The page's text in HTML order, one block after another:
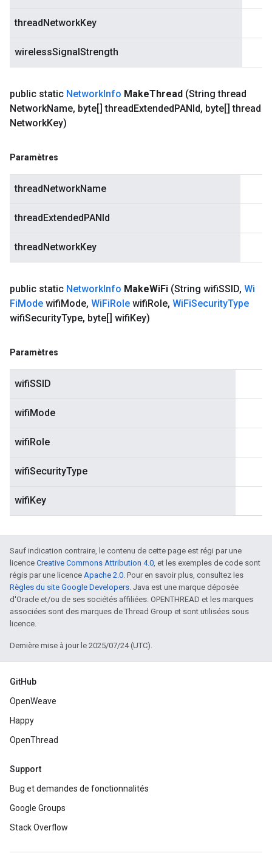
threadNetworkKey
wirelessSignalStrength
public static NetworkInfo MakeThread (String thread
NetworkName, byte[] threadExtendedPANId, byte[] thread
NetworkKey)
Paramètres
threadNetworkName
threadExtendedPANId
threadNetworkKey
public static NetworkInfo MakeWiFi (String wifiSSID, Wi
FiMode wifiMode, WiFiRole wifiRole, WiFiSecurityType
wifiSecurityType, byte[] wifiKey)
Paramètres
wifiSSID
wifiMode
wifiRole
wifiSecurityType
wifiKey
Sauf indication contraire, le contenu de cette page est régi par une
licence Creative Commons Attribution 4.0, et les exemples de code sont
régis par une licence Apache 2.0. Pour en savoir plus, consultez les
Règles du site Google Developers. Java est une marque déposée
d'Oracle et/ou de ses sociétés affiliées. OPENTHREAD et les marques
associées sont des marques de Thread Group et sont utilisées sous
licence.
Dernière mise à jour le 2025/07/24 (UTC).
GitHub
OpenWeave
Happy
OpenThread
Support
Bug et demandes de fonctionnalités
Google Groups
Stack Overflow